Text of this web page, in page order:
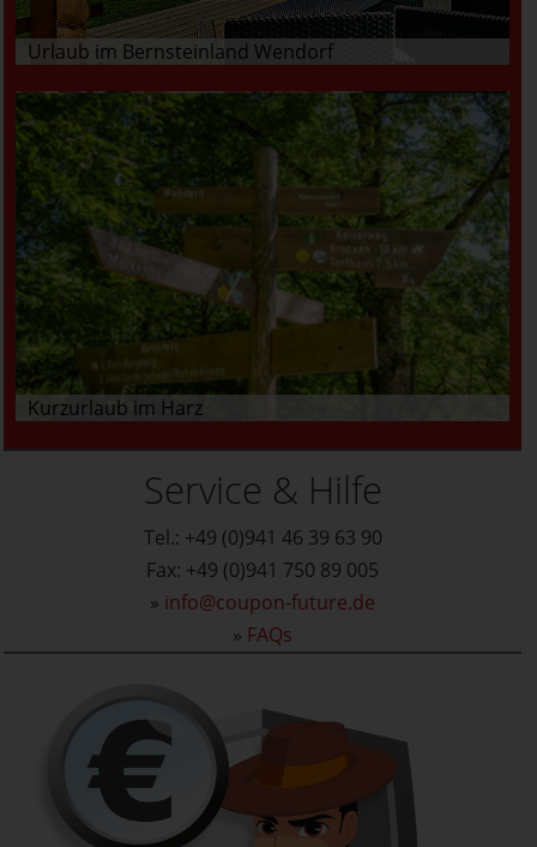
Urlaub im Bernsteinland Wendorf
Kurzurlaub im Harz
Service & Hilfe
Tel.: +49 (0)941 46 39 63 90
Fax: +49 (0)941 750 89 005
» info@coupon-future.de
» FAQs